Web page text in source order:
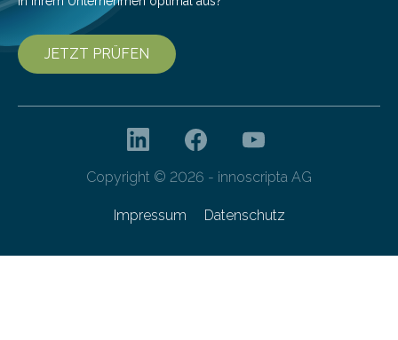
JETZT PRÜFEN
Copyright © 2026 - innoscripta AG
Impressum Datenschutz